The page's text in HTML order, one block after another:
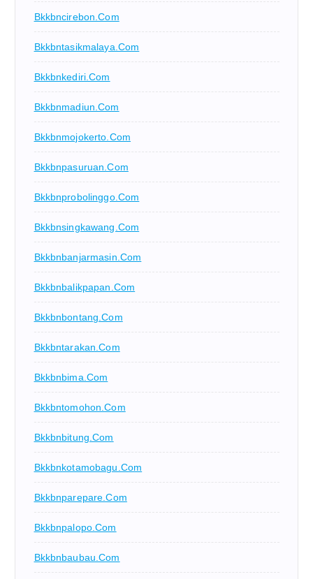
Bkkbncirebon.com
Bkkbntasikmalaya.com
Bkkbnkediri.com
Bkkbnmadiun.com
Bkkbnmojokerto.com
Bkkbnpasuruan.com
Bkkbnprobolinggo.com
Bkkbnsingkawang.com
Bkkbnbanjarmasin.com
Bkkbnbalikpapan.com
Bkkbnbontang.com
Bkkbntarakan.com
Bkkbnbima.com
Bkkbntomohon.com
Bkkbnbitung.com
Bkkbnkotamobagu.com
Bkkbnparepare.com
Bkkbnpalopo.com
Bkkbnbaubau.com